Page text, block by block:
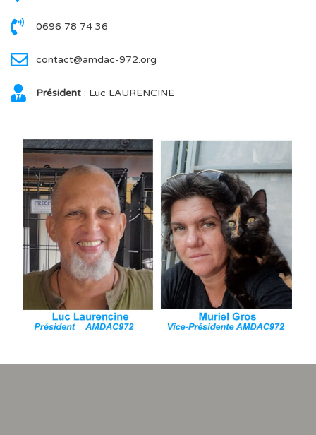
0696 78 74 36
contact@amdac-972.org
Président : Luc LAURENCINE